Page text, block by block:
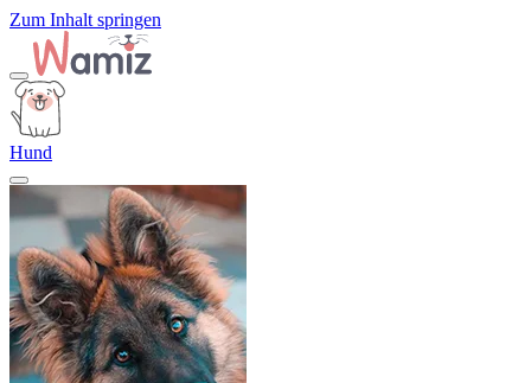
Zum Inhalt springen
Hund